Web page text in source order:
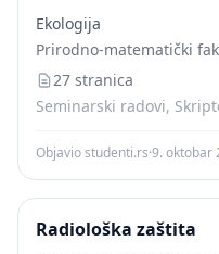
периода развоја и
брижљиво су
Ekologija
Prirodno-matematički
27 stranica
Seminarski radovi,
Objavio studenti.rs·9. oktobar
Radiološka zaštita